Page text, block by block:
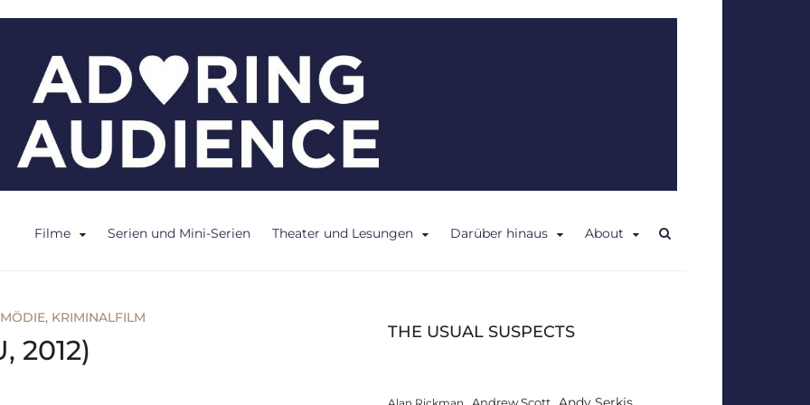
Filme Serien und Mini-Serien Theater und Lesungen Darüber hinaus About
, KRIMINALFILM
2012)
THE USUAL SUSPECTS
Andy Serkis